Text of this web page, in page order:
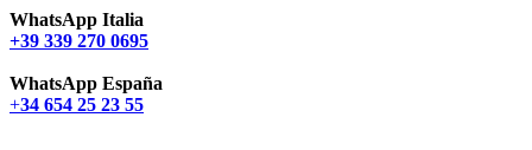
WhatsApp Italia
+39 339 270 0695
WhatsApp España
+34 654 25 23 55